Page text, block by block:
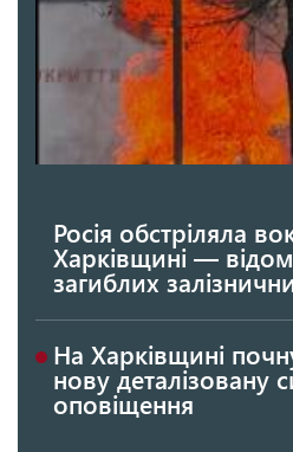
Росія обстріляла
Харківщині —
загиблих
На Харківщині
нову деталізовану
оповіщення